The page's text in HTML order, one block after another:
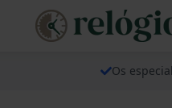
Os